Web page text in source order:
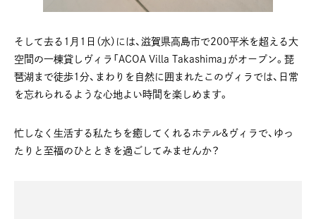
そして去る1月1日（水）には、滋賀県高島市で200平米を超える大
空間の一棟貸しヴィラ「ACOA Villa Takashima」がオープン。琵
琶湖まで徒歩1分、まわりを自然に囲まれたこのヴィラでは、日常
を忘れられるような心地よい時間を楽しめます。
忙しなく生活する私たちを癒してくれるホテル&ヴィラで、ゆっ
たりと至福のひとときを過ごしてみませんか？